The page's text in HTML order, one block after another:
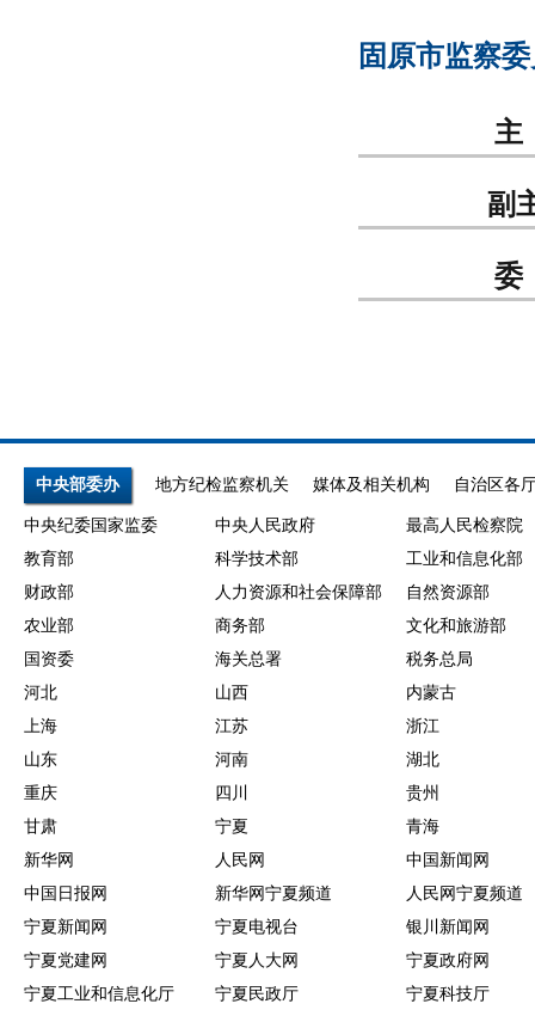
固原市监察
主
副
委
中央部委办 地方纪检监察机关 媒体及相关机构 自治区各
中央纪委国家监委 中央人民政府
最高人民检察院
教育部
科学技术部
工业和信息化部
财政部
人力资源和社会保障部
自然资源部
农业部
商务部
文化和旅游部
国资委
海关总署
税务总局
河北
山西
内蒙古
上海
江苏
浙江
山东
河南
湖北
重庆
四川
贵州
甘肃
宁夏
青海
新华网
人民网
中国新闻网
中国日报网
新华网宁夏频道
人民网宁夏频道
宁夏新闻网
宁夏电视台
银川新闻网
宁夏党建网
宁夏人大网
宁夏政府网
宁夏工业和信息化厅
宁夏民政厅
宁夏科技厅